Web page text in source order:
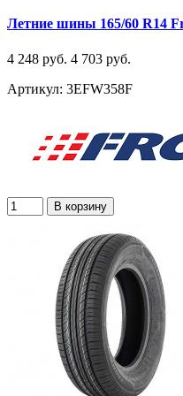
Летние шины 165/60 R14
4 248 руб. 4 703 руб.
Артикул: 3EFW358F
В корзину